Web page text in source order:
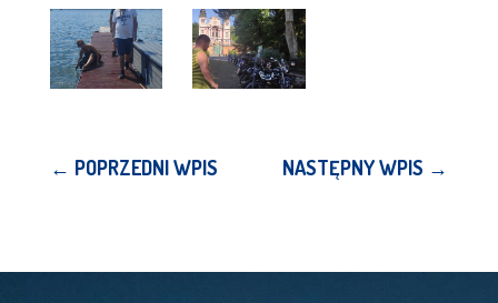
← POPRZEDNI WPIS NASTĘPNY WPIS →